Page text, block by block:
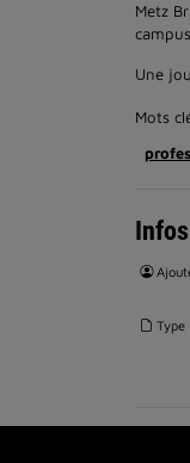
Metz
Une
Mots
Infos
Type